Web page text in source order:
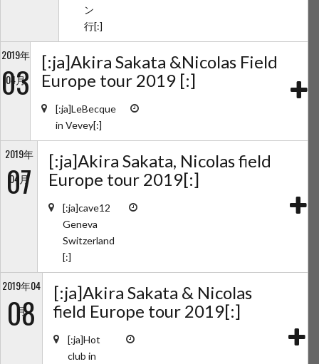
ン
行[:]
2019年
04月
03
[:ja]Akira Sakata &Nicolas Field
Europe tour 2019 [:]
[:ja]LeBecque
in Vevey[:]
2019年
04月
07
[:ja]Akira Sakata, Nicolas field
Europe tour 2019[:]
[:ja]cave12
Geneva
Switzerland
[:]
2019年04
月
08
[:ja]Akira Sakata & Nicolas
field Europe tour 2019[:]
[:ja]Hot
club in